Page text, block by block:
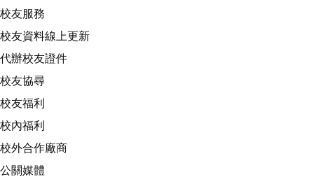
校友服務
校友資料線上更新
代辦校友證件
校友協尋
校友福利
校內福利
校外合作廠商
公關媒體